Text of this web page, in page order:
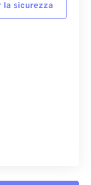
la sicurezza